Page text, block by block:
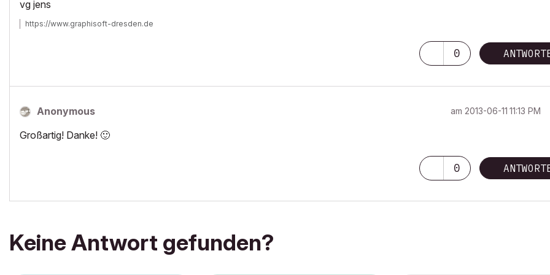
vg jens
https://www.graphisoft-dresden.de
0
Anonymous am ‎2013-06-11 11:13 PM
Großartig! Danke! 🙂
0
Keine Antwort gefunden?